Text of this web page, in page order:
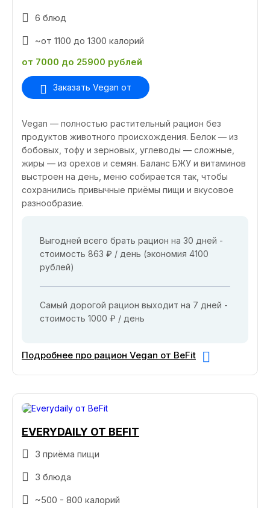
6 блюд
~от 1100 до 1300 калорий
от 7000 до 25900 рублей
Заказать Vegan от
Vegan — полностью растительный рацион без
продуктов животного происхождения. Белок — из
бобовых, тофу и зерновых, углеводы — сложные,
жиры — из орехов и семян. Баланс БЖУ и витаминов
выстроен на день, меню собирается так, чтобы
сохранились привычные приёмы пищи и вкусовое
разнообразие.
Выгодней всего брать рацион на 30 дней -
стоимость 863 ₽ / день (экономия 4100
рублей)
Самый дорогой рацион выходит на 7 дней -
стоимость 1000 ₽ / день
Подробнее про рацион Vegan от BeFit
EVERYDAILY ОТ BEFIT
3 приёма пищи
3 блюда
~500 - 800 калорий